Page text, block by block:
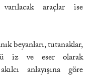
araçlar ise
beyanları, tutanaklar,
iz ve eser olarak
anlayışına göre